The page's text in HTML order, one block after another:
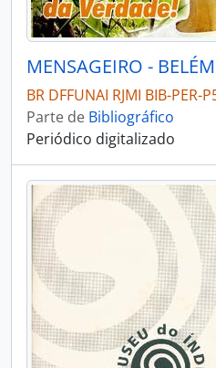
BR DFFUNAI RJMI BIB-PER-
Parte de Bibliográfico
Periódico digitalizado